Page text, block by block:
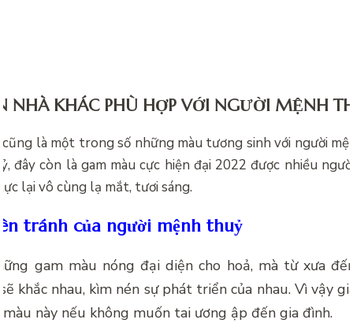
NHÀ KHÁC PHÙ HỢP VỚI NGƯỜI MỆNH
cũng là một trong số những màu tương sinh với người
đây còn là gam màu cực hiện đại 2022 được nhiều
lại vô cùng lạ mắt, tươi sáng.
tránh của người mệnh thuỷ
gam màu nóng đại diện cho hoả, mà từ xưa
khắc nhau, kìm nén sự phát triển của nhau. Vì vậy
này nếu không muốn tai ương ập đến gia đình.